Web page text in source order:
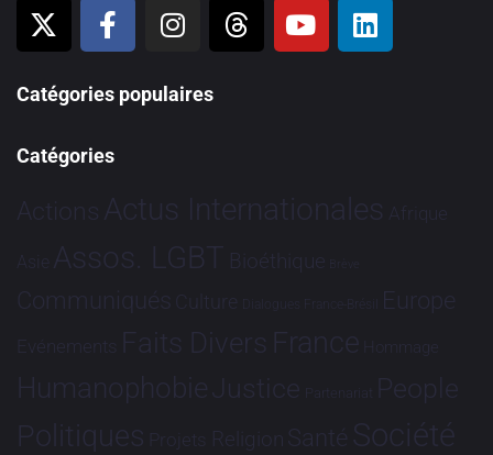
Catégories populaires
Catégories
Actions Actus Internationales Afrique
Asie Assos. LGBT Bioéthique Brève
Communiqués Culture Dialogues France-Brésil Europe
Evénements Faits Divers France Hommage
HumanophobieJustice Partenariat People
Politiques Projets Religion Santé Société